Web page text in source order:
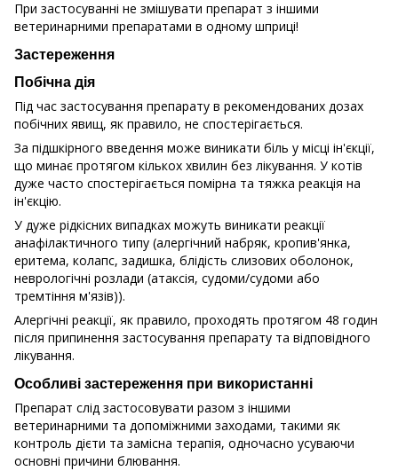
При застосуванні не змішувати препарат з іншими
ветеринарними препаратами в одному шприці!
Застереження
Побічна дія
Під час застосування препарату в рекомендованих дозах
побічних явищ, як правило, не спостерігається.
За підшкірного введення може виникати біль у місці ін'єкції,
що минає протягом кількох хвилин без лікування. У котів
дуже часто спостерігається помірна та тяжка реакція на
ін'єкцію.
У дуже рідкісних випадках можуть виникати реакції
анафілактичного типу (алергічний набряк, кропив'янка,
еритема, колапс, задишка, блідість слизових оболонок,
неврологічні розлади (атаксія, судоми/судоми або
тремтіння м'язів)).
Алергічні реакції, як правило, проходять протягом 48 годин
після припинення застосування препарату та відповідного
лікування.
Особливі застереження при використанні
Препарат слід застосовувати разом з іншими
ветеринарними та допоміжними заходами, такими як
контроль дієти та замісна терапія, одночасно усуваючи
основні причини блювання.